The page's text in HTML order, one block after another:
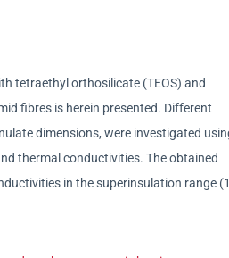
tetraethyl orthosilicate (TEOS) and
fibres is herein presented. Different
dimensions, were investigated
thermal conductivities. The obtained
in the superinsulation range